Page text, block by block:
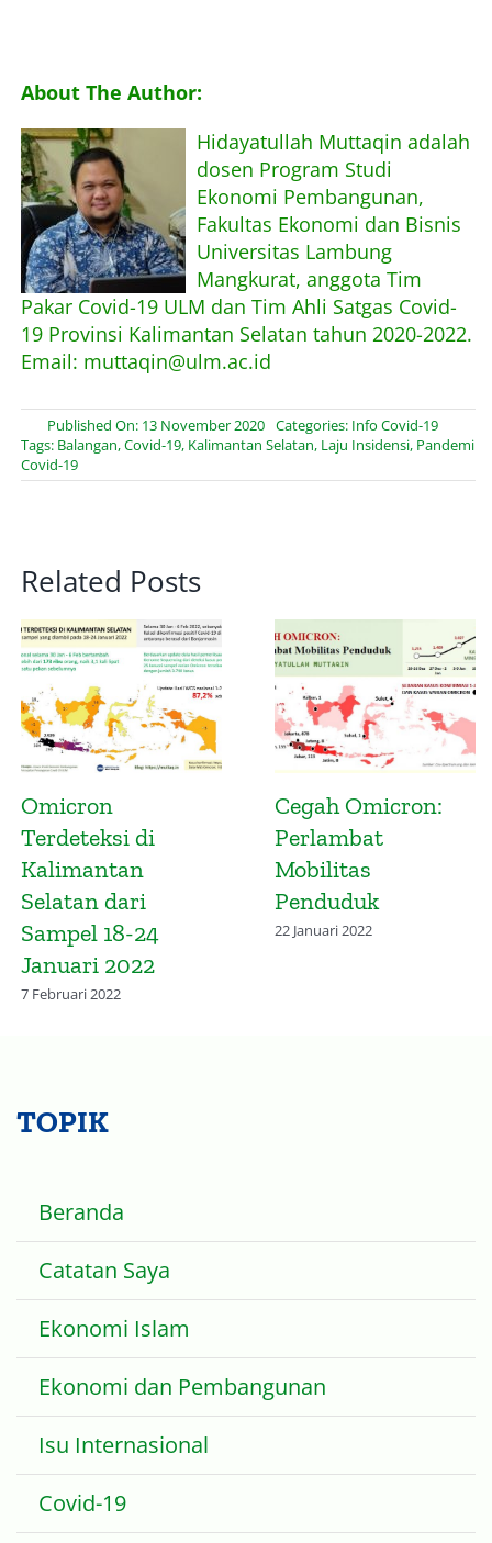
About The Author:
Hidayatullah Muttaqin adalah
dosen Program Studi
Ekonomi Pembangunan,
Fakultas Ekonomi dan Bisnis
Universitas Lambung
Mangkurat, anggota Tim
Pakar Covid-19 ULM dan Tim Ahli Satgas Covid-
19 Provinsi Kalimantan Selatan tahun 2020-2022.
Email: muttaqin@ulm.ac.id
Published On: 13 November 2020 Categories: Info Covid-19
Tags: Balangan,Covid-19, Kalimantan Selatan, Laju Insidensi, Pandemi
Covid-19
Related Posts
Mitigasi Potensi
Penyebaran Varian
Omicron
28 November 2021
Infografis
TOPIK
Beranda
Catatan Saya
Ekonomi Islam
Ekonomi dan Pembangunan
Isu Internasional
Covid-19